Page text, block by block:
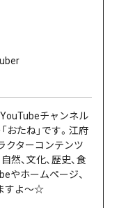
チャンネル
おたね」です。江府
クターコンテンツ
然、文化、歴史、食
やホームページ、
すよ〜☆